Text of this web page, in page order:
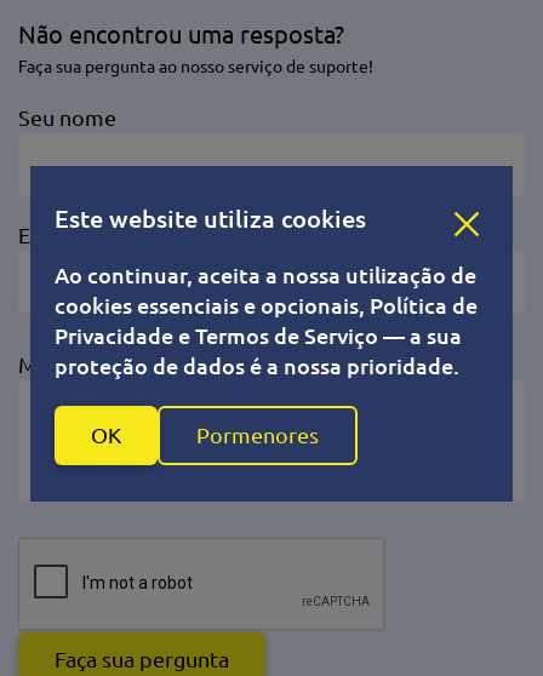
Não encontrou uma resposta?
Faça sua pergunta ao nosso serviço de suporte!
Seu nome
E-mail
Mensagens (max 1000)
Faça sua pergunta
Este website utiliza cookies
Ao continuar, aceita a nossa utilização de
cookies essenciais e opcionais, Política de
Privacidade e Termos de Serviço — a sua
proteção de dados é a nossa prioridade.
OK Pormenores